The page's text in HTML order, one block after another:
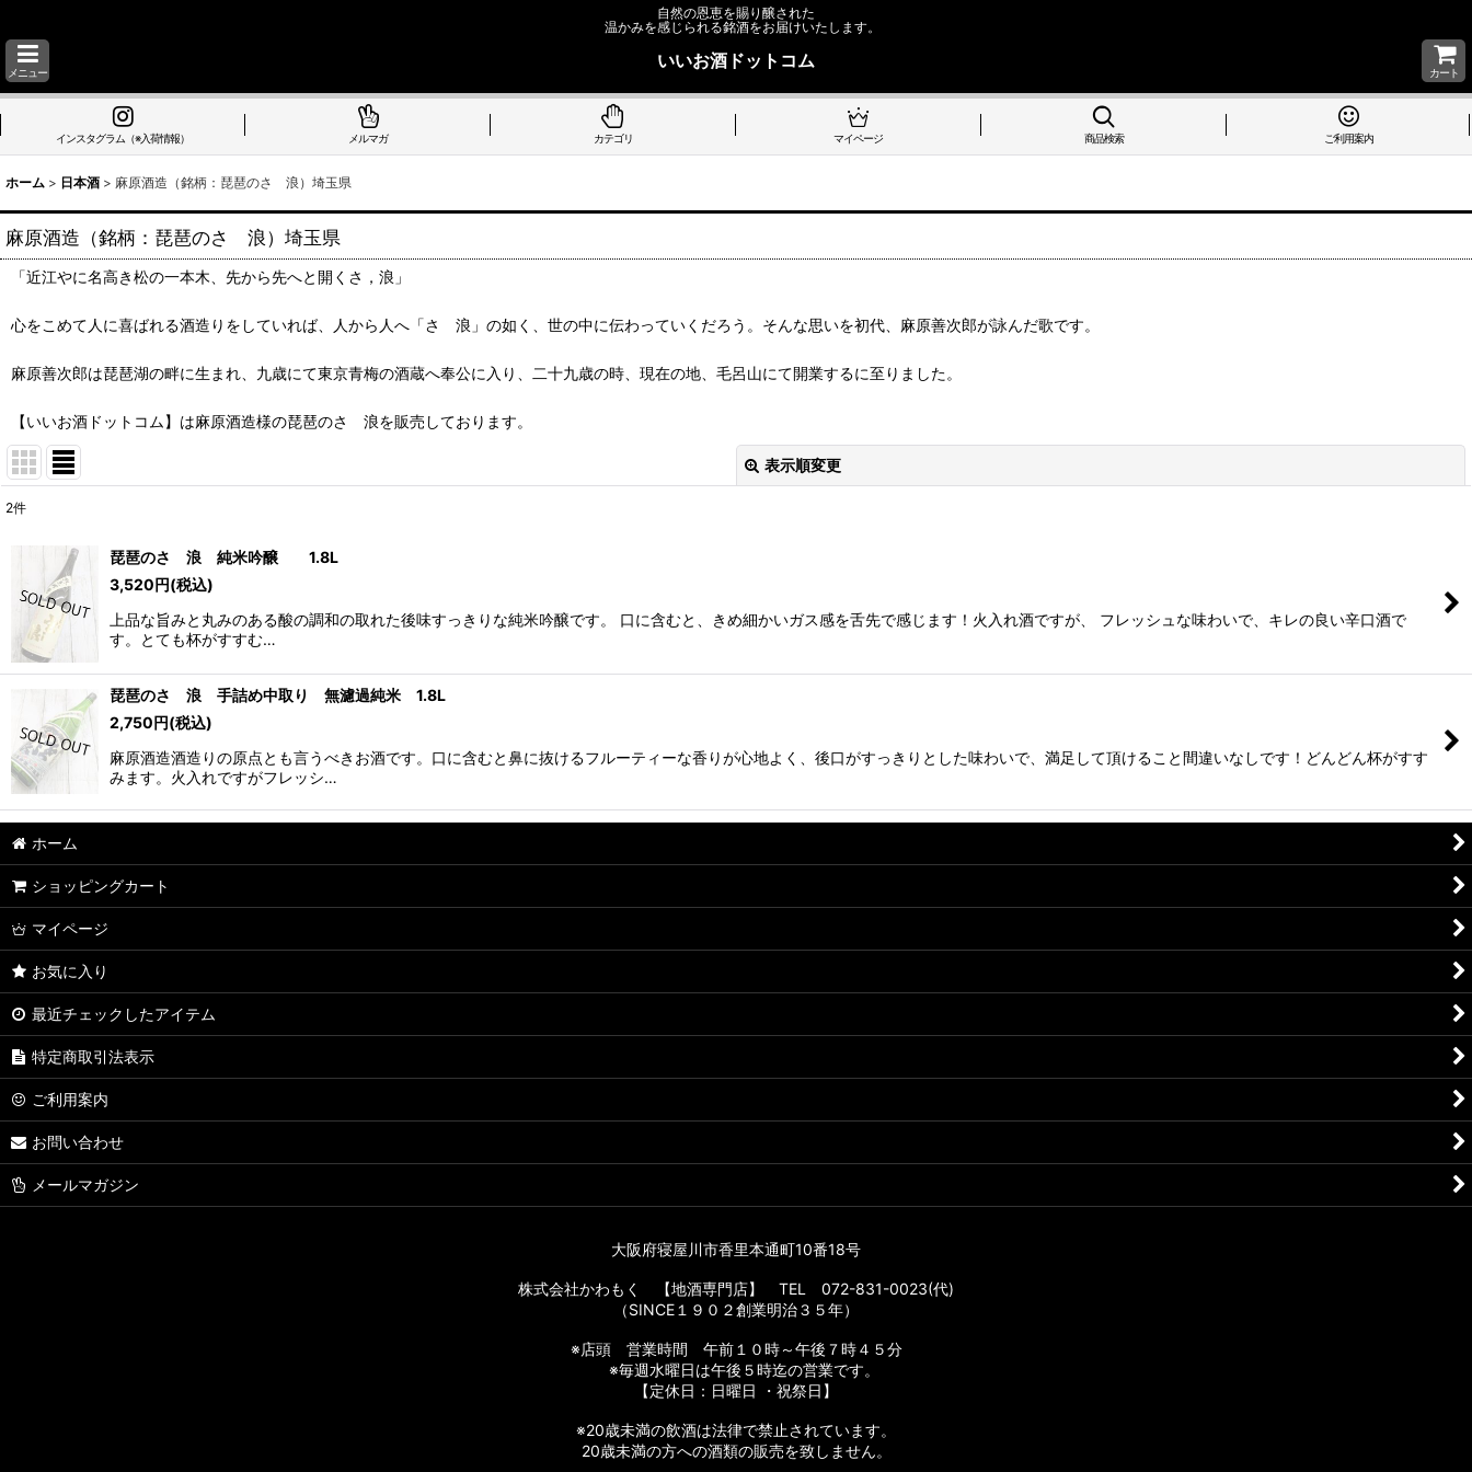
自然の恩恵を賜り醸された
温かみを感じられる銘酒をお届けいたします。
メニュー
いいお酒ドットコム
カート
インスタグラム（※入荷情報） メルマガ カテゴリ マイページ 商品検索 ご利用案内
ホーム > 日本酒 > 麻原酒造（銘柄：琵琶のさゝ浪）埼玉県
麻原酒造（銘柄：琵琶のさゝ浪）埼玉県
「近江やに名高き松の一本木、先から先へと開くさ，浪」
心をこめて人に喜ばれる酒造りをしていれば、人から人へ「さゝ浪」の如く、世の中に伝わっていくだろう。そんな思いを初代、麻原善次郎が詠んだ歌です。
麻原善次郎は琵琶湖の畔に生まれ、九歳にて東京青梅の酒蔵へ奉公に入り、二十九歳の時、現在の地、毛呂山にて開業するに至りました。
【いいお酒ドットコム】は麻原酒造様の琵琶のさゝ浪を販売しております。
表示順変更
並び順:
2件
琵琶のさゝ浪 純米吟醸 1.8L
3,520円(税込)
上品な旨みと丸みのある酸の調和の取れた後味すっきりな純米吟醸です。 口に含むと、きめ細かいガス感を舌先で感じます！火入れ酒ですが、 フレッシュな味わいで、キレの良い辛口酒で
す。とても杯がすすむ…
琵琶のさゝ浪 手詰め中取り 無濾過純米 1.8L
2,750円(税込)
麻原酒造酒造りの原点とも言うべきお酒です。口に含むと鼻に抜けるフルーティーな香りが心地よく、後口がすっきりとした味わいで、満足して頂けること間違いなしです！どんどん杯がすす
みます。火入れですがフレッシ…
ホーム
ショッピングカート
マイページ
お気に入り
最近チェックしたアイテム
特定商取引法表示
ご利用案内
お問い合わせ
メールマガジン
大阪府寝屋川市香里本通町10番18号
株式会社かわもく 【地酒専門店】 TEL 072-831-0023(代)
（SINCE１９０２創業明治３５年）
※店頭 営業時間 午前１０時～午後７時４５分
※毎週水曜日は午後５時迄の営業です。
【定休日：日曜日 ・祝祭日】
※20歳未満の飲酒は法律で禁止されています。
20歳未満の方への酒類の販売を致しません。